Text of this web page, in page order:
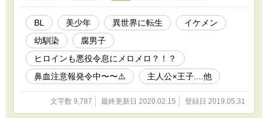
BL 美少年 異世界に転生
イケメン
幼馴染
腐男子
ヒロインも悪役令息にメロメロ？！？
鼻血注意報発令中〜〜⚠️
主人公×王子....他
文字数 9,787 最終更新日 2020.02.15 登録日 2019.05.31